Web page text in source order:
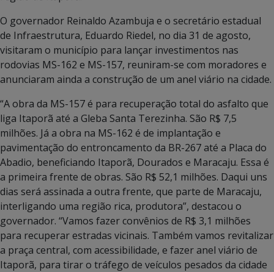
O governador Reinaldo Azambuja e o secretário estadual
de Infraestrutura, Eduardo Riedel, no dia 31 de agosto,
visitaram o município para lançar investimentos nas
rodovias MS-162 e MS-157, reuniram-se com moradores e
anunciaram ainda a construção de um anel viário na cidade.
“A obra da MS-157 é para recuperação total do asfalto que
liga Itaporã até a Gleba Santa Terezinha. São R$ 7,5
milhões. Já a obra na MS-162 é de implantação e
pavimentação do entroncamento da BR-267 até a Placa do
Abadio, beneficiando Itaporã, Dourados e Maracaju. Essa é
a primeira frente de obras. São R$ 52,1 milhões. Daqui uns
dias será assinada a outra frente, que parte de Maracaju,
interligando uma região rica, produtora”, destacou o
governador. “Vamos fazer convênios de R$ 3,1 milhões
para recuperar estradas vicinais. Também vamos revitalizar
a praça central, com acessibilidade, e fazer anel viário de
Itaporã, para tirar o tráfego de veículos pesados da cidade